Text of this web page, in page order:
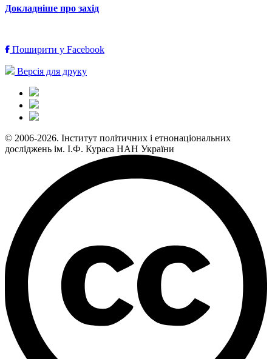
Докладніше про захід
Поширити у Facebook
Версія для друку
© 2006-2026. Інститут політичних і етнонаціональних
досліджень ім. І.Ф. Кураса НАН України